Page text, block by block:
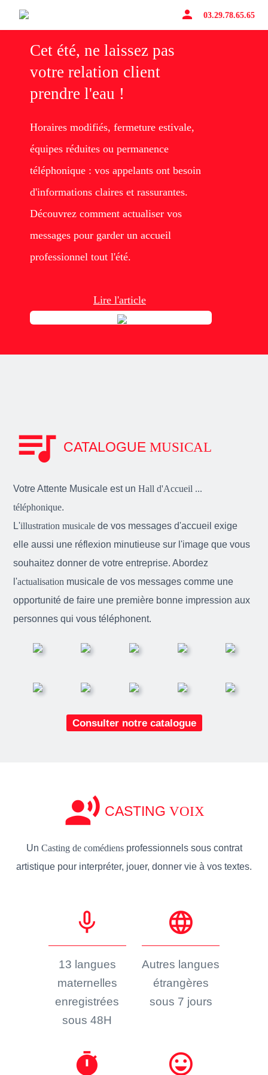
person 03.29.78.65.65
Cet été, ne laissez pas
votre relation client
prendre l'eau !
Horaires modifiés, fermeture estivale,
équipes réduites ou permanence
téléphonique : vos appelants ont besoin
d'informations claires et rassurantes.
Découvrez comment actualiser vos
messages pour garder un accueil
professionnel tout l'été.
Lire l'article
queue_music CATALOGUEMUSICAL
Votre Attente Musicale est unHall d'Accueil ...
téléphonique.
L'illustration musicale de vos messages d'accueil exige
elle aussi une réflexion minutieuse sur l'image que vous
souhaitez donner de votre entreprise. Abordez
l'actualisation musicale de vos messages comme une
opportunité de faire une première bonne impression aux
personnes qui vous téléphonent.
Consulter notre catalogue
record_voice_over CASTING VOIX
Un Casting de comédiensprofessionnels sous contrat
artistique pour interpréter, jouer, donner vie à vos textes.
mic_none
13 langues
maternelles
enregistrées
sous 48H
language
Autres langues
étrangères
sous 7 jours
timer sentiment_very_satisfied